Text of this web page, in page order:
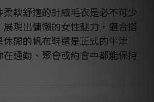
軟舒適的針織毛衣是必不可少
現出慵懶的女性魅力，適合搭
閒的帆布鞋還是正式的牛津
通勤、聚會或約會中都能保持